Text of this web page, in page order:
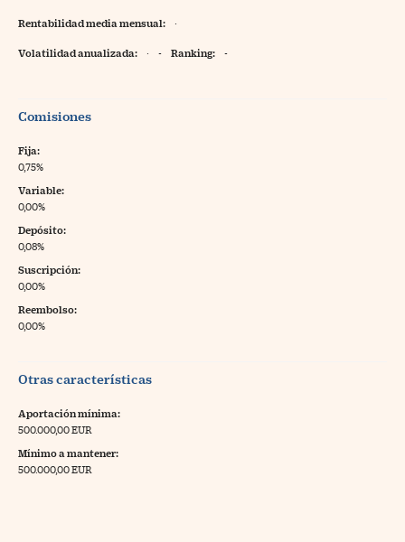
Rentabilidad media mensual: ·
Volatilidad anualizada: · - Ranking: -
Comisiones
Fija:
0,75%
Variable:
0,00%
Depósito:
0,08%
Suscripción:
0,00%
Reembolso:
0,00%
Otras características
Aportación mínima:
500.000,00 EUR
Mínimo a mantener:
500.000,00 EUR